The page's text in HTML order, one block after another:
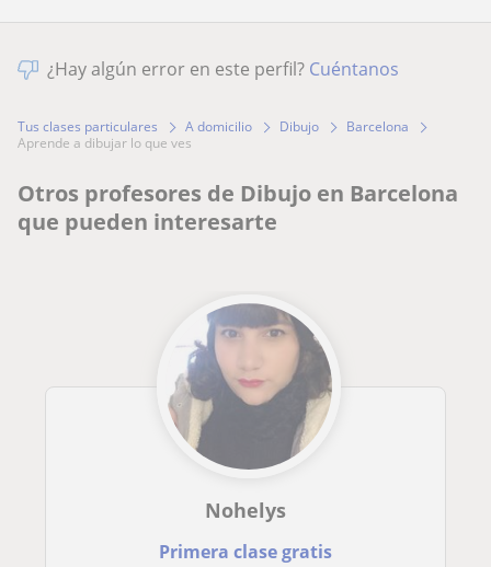
¿Hay algún error en este perfil? Cuéntanos
Tus clases particulares A domicilio Dibujo
Barcelona
aprende a dibujar lo que ves
Otros profesores de Dibujo en Barcelona
que pueden interesarte
Nohelys
Primera clase gratis